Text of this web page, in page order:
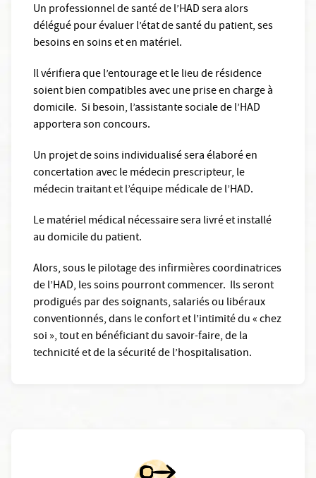
Un professionnel de santé de l’HAD sera alors
délégué pour évaluer l’état de santé du patient, ses
besoins en soins et en matériel.
Il vérifiera que l’entourage et le lieu de résidence
soient bien compatibles avec une prise en charge à
domicile. Si besoin, l’assistante sociale de l’HAD
apportera son concours.
Un projet de soins individualisé sera élaboré en
concertation avec le médecin prescripteur, le
médecin traitant et l’équipe médicale de l’HAD.
Le matériel médical nécessaire sera livré et installé
au domicile du patient.
Alors, sous le pilotage des infirmières coordinatrices
de l’HAD, les soins pourront commencer. Ils seront
prodigués par des soignants, salariés ou libéraux
conventionnés, dans le confort et l’intimité du « chez
soi », tout en bénéficiant du savoir-faire, de la
technicité et de la sécurité de l’hospitalisation.